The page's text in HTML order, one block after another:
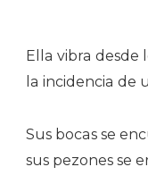
Ella vibra desde
la incidencia de
Sus bocas se
sus pezones se